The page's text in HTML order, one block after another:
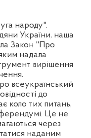
народу".
України, наша
Закон "Про
надала
вирішення
всеукраїнський
до
коло тих питань,
Це не
через
наданим